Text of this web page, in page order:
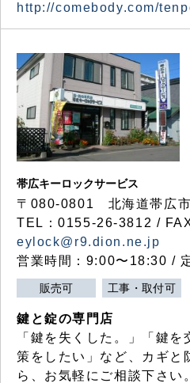
http://comebody.com/
帯広キーロックサービス
〒080-0801 北海道帯広
TEL：0155-26-3812 /
eylock@r9.dion.ne.jp
営業時間：9:00〜18:30 /
販売可 工事・取付可
鍵と錠の専門店
「鍵を失くした。」「鍵
策をしたい」など、カギと
ら、お気軽にご相談下さい。